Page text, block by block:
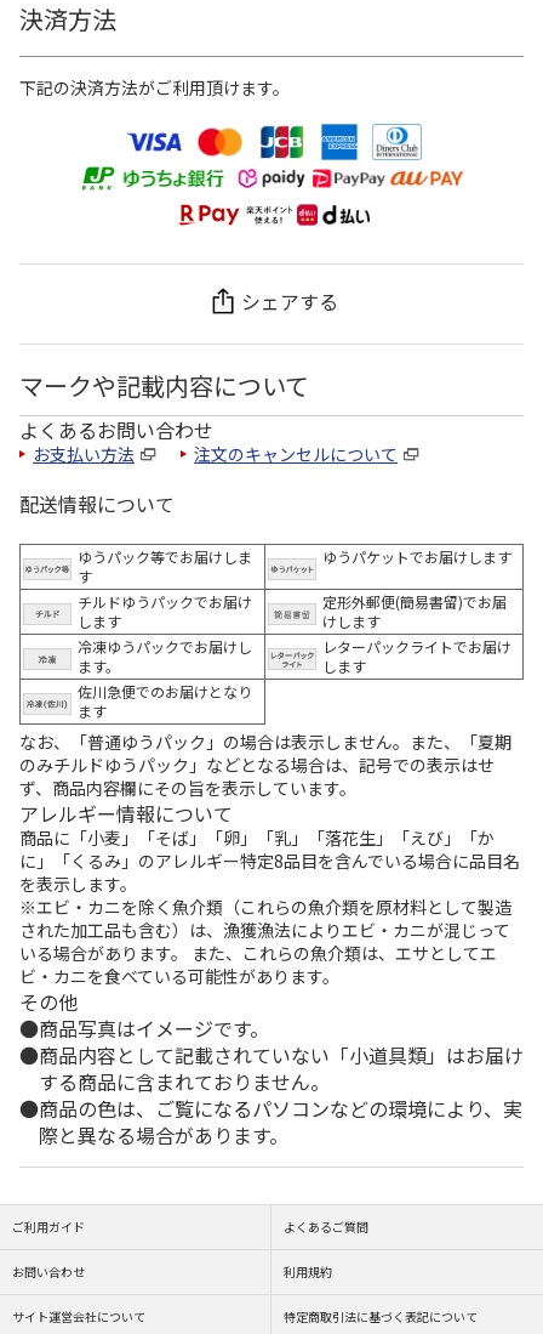
決済方法
下記の決済方法がご利用頂けます。
シェアする
マークや記載内容について
よくあるお問い合わせ
お支払い方法 注文のキャンセルについて
配送情報について
ゆうパック等でお届けしま
す
ゆうパケットでお届けします
チルドゆうパックでお届け
します
定形外郵便(簡易書留)でお届
けします
冷凍ゆうパックでお届けし
ます。
レターパックライトでお届け
します
佐川急便でのお届けとなり
ます
なお、「普通ゆうパック」の場合は表示しません。また、「夏期
のみチルドゆうパック」などとなる場合は、記号での表示はせ
ず、商品内容欄にその旨を表示しています。
アレルギー情報について
商品に「小麦」「そば」「卵」「乳」「落花生」「えび」「か
に」「くるみ」のアレルギー特定8品目を含んでいる場合に品目名
を表示します。
※エビ・カニを除く魚介類（これらの魚介類を原材料として製造
された加工品も含む）は、漁獲漁法によりエビ・カニが混じって
いる場合があります。 また、これらの魚介類は、エサとしてエ
ビ・カニを食べている可能性があります。
その他
商品写真はイメージです。
商品内容として記載されていない「小道具類」はお届け
する商品に含まれておりません。
商品の色は、ご覧になるパソコンなどの環境により、実
際と異なる場合があります。
ご利用ガイド よくあるご質問
お問い合わせ 利用規約
サイト運営会社について 特定商取引法に基づく表記について